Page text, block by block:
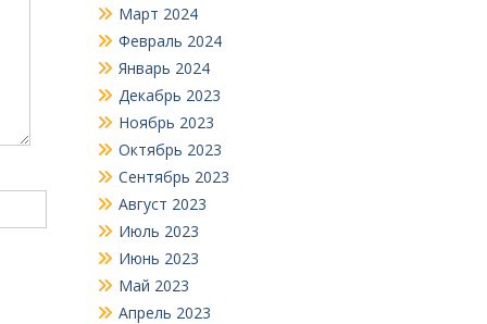
Март 2024
Февраль 2024
Январь 2024
Декабрь 2023
Ноябрь 2023
Октябрь 2023
Сентябрь 2023
Август 2023
Июль 2023
Июнь 2023
Май 2023
Апрель 2023